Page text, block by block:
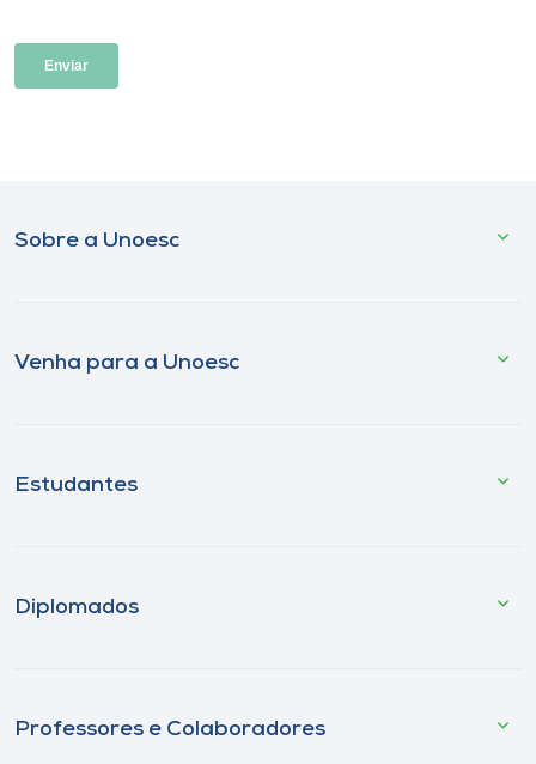
Sobre a Unoesc
Venha para a Unoesc
Estudantes
Diplomados
Professores e Colaboradores